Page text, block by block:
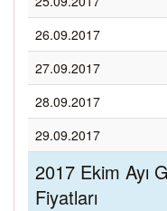
26.09.2017
27.09.2017
28.09.2017
29.09.2017
2017 Ekim Ayı
Fiyatları